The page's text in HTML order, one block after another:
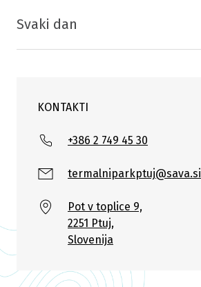
Svaki dan
KONTAKTI
+386 2 749 45 30
termalniparkptuj@sava.si
Pot v toplice 9,
2251 Ptuj,
Slovenija